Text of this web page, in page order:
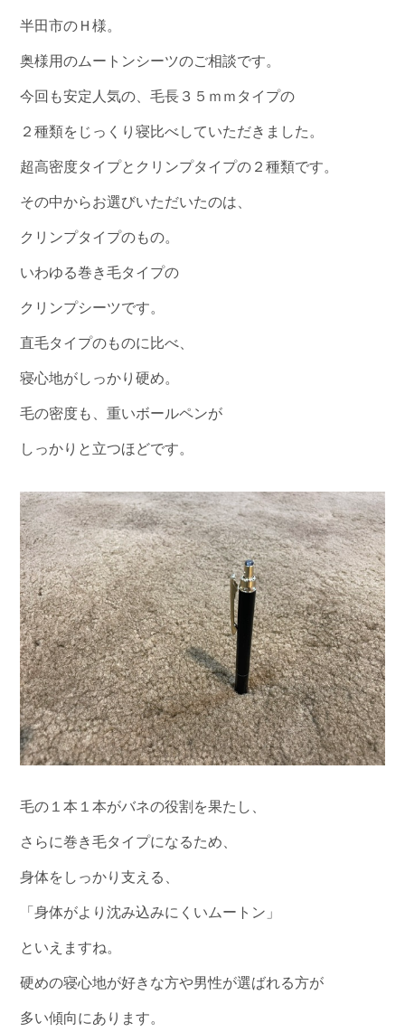
半田市のＨ様。
奥様用のムートンシーツのご相談です。
今回も安定人気の、毛長３５ｍｍタイプの
２種類をじっくり寝比べしていただきました。
超高密度タイプとクリンプタイプの２種類です。
その中からお選びいただいたのは、
クリンプタイプのもの。
いわゆる巻き毛タイプの
クリンプシーツです。
直毛タイプのものに比べ、
寝心地がしっかり硬め。
毛の密度も、重いボールペンが
しっかりと立つほどです。
毛の１本１本がバネの役割を果たし、
さらに巻き毛タイプになるため、
身体をしっかり支える、
「身体がより沈み込みにくいムートン」
といえますね。
硬めの寝心地が好きな方や男性が選ばれる方が
多い傾向にあります。